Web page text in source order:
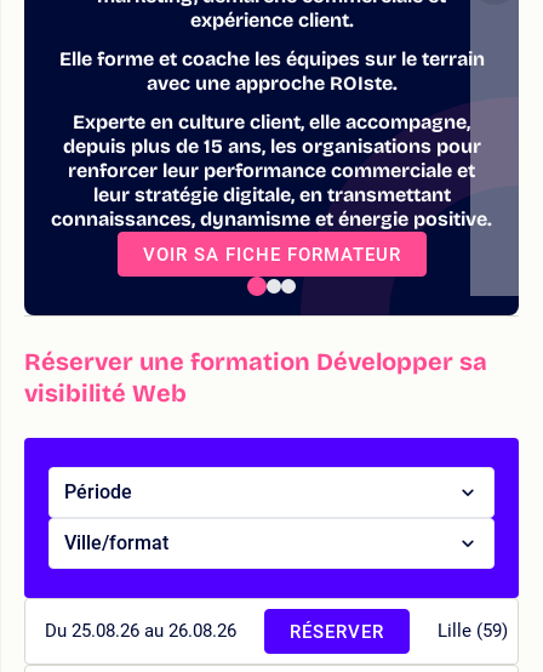
expérience client.
Elle forme et coache les équipes sur le terrain
avec une approche ROIste.
Experte en culture client, elle accompagne,
depuis plus de 15 ans, les organisations pour
renforcer leur performance commerciale et
leur stratégie digitale, en transmettant
connaissances, dynamisme et énergie positive.
VOIR SA FICHE FORMATEUR
Réserver une formation Développer sa
visibilité Web
Période
Ville/format
Du 25.08.26 au 26.08.26 Lille (59)
RÉSERVER